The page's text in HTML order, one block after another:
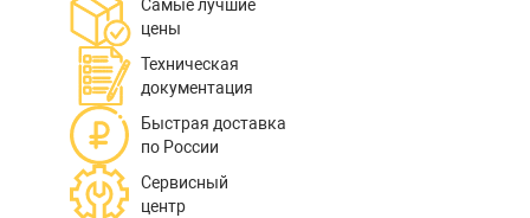
Самые лучшие
цены
Техническая
документация
Быстрая доставка
по России
Сервисный
центр